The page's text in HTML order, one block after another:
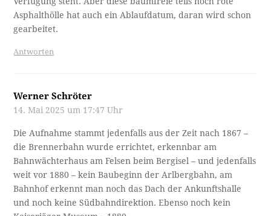
Asphalthölle hat auch ein Ablaufdatum, daran wird schon
gearbeitet.
Antworten
Werner Schröter
14. Mai 2025 um 17:47 Uhr
Die Aufnahme stammt jedenfalls aus der Zeit nach 1867 –
die Brennerbahn wurde errichtet, erkennbar am
Bahnwächterhaus am Felsen beim Bergisel – und jedenfalls
weit vor 1880 – kein Baubeginn der Arlbergbahn, am
Bahnhof erkennt man noch das Dach der Ankunftshalle
und noch keine Südbahndirektion. Ebenso noch kein